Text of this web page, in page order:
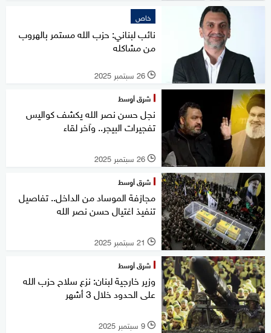
خاص
نائب لبناني: حزب الله مستمر بالهروب
من مشاكله
l 26 سبتمبر 2025
شرق أوسط
نجل حسن نصر الله يكشف كواليس
تفجيرات البيجر.. وآخر لقاء
l 26 سبتمبر 2025
شرق أوسط
مجازفة الموساد من الداخل.. تفاصيل
تنفيذ اغتيال حسن نصر الله
l 21 سبتمبر 2025
شرق أوسط
وزير خارجية لبنان: نزع سلاح حزب الله
على الحدود خلال 3 أشهر
l 9 سبتمبر 2025